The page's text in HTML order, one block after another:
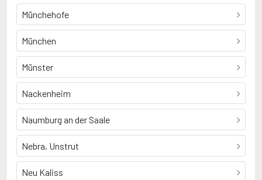
Münchehofe
München
Münster
Nackenheim
Naumburg an der Saale
Nebra, Unstrut
Neu Kaliss